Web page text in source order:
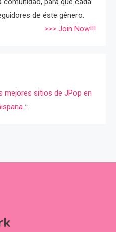
de éste género.
>>> Join Now!!!